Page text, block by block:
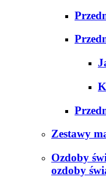
Zestawy
Ozdoby
ozdoby